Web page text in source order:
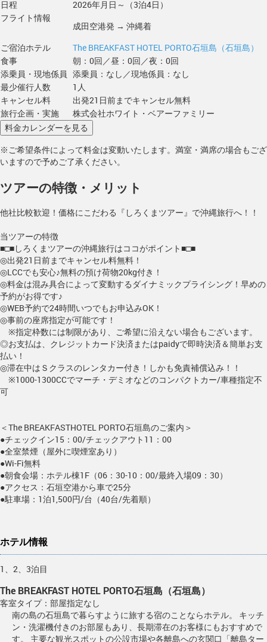
日程
2026年月日～（3泊4日）
フライト情報
成田空港発 → 沖縄着
ご宿泊ホテル
The BREAKFAST HOTEL PORTO石垣島（石垣島）
食事
朝：0回／昼：0回／夜：0回
添乗員・現地係員 添乗員：なし／現地係員：なし
最少催行人数
1人
キャンセル料
出発21日前までキャンセル無料
旅行企画・実施
株式会社ホワイト・ベアーファミリー
※ご希望条件によって料金は変動いたします。満室・満席の場合もござ
いますので予めご了承ください。
ツアーの特徴・メリット
他社比較歓迎！価格にこだわる『しろくまツアー』で沖縄旅行へ！！
当ツアーの特徴
■□■しろくまツアーの沖縄旅行はココがポイント■□■
◎出発21日前までキャンセル料無料！
◎LCCでも安心♪無料の預け荷物20kg付き！
◎料金は混み具合によって変動するダイナミックプライシング！早めの
予約がお得です♪
◎WEB予約で24時間いつでもお申込みOK！
◎事前の座席指定が可能です！
※指定枠数には制限があり、ご希望に沿えない場合もございます。
◎お支払は、クレジットカード決済またはpaidyで即時決済＆簡単お支
払い！
◎滞在中はＳクラスのレンタカー付き！しかも免責補償込み！！
※1000-1300CCでマーチ・デミオなどのコンパクトカー/車種指定不
可
＜The BREAKFASTHOTEL PORTO石垣島のご案内＞
●チェックイン15：00/チェックアウト11：00
●全室禁煙（屋外に喫煙室あり）
●Wi-Fi無料
●朝食会場：ホテル棟1F（06：30-10：00/最終入場09：30）
●アクセス：石垣空港から車で25分
●駐車場：1泊1,500円/台（40台/先着順）
ホテル情報
1、2、3泊目
The BREAKFAST HOTEL PORTO石垣島（石垣島）
客室タイプ：部屋指定なし
南の島の石垣島で暮らすように旅する宿のことならホテル。 キッチ
ン・洗濯機付きのお部屋もあり、長期滞在のお客様にもおすすめで
す。 主要な観光スポットの公設市場や各離島への玄関口「離島ター